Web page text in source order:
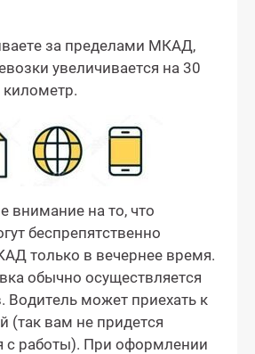
за пределами МКАД,
увеличивается на 30
внимание на то, что
беспрепятственно
только в вечернее время.
обычно осуществляется
Водитель может приехать к
(так вам не придется
с работы). При оформлении